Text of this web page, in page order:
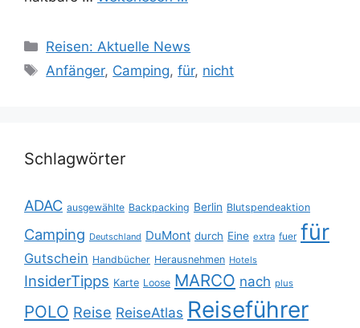
Kategorien
Reisen: Aktuelle News
Schlagwörter
Anfänger, Camping,für, nicht
Schlagwörter
ADAC ausgewählte Backpacking Berlin Blutspendeaktion
Camping Deutschland DuMont durch Eine extra fuer für
Gutschein Handbücher Herausnehmen Hotels
InsiderTipps Karte Loose MARCO nach plus
POLO Reise ReiseAtlas Reiseführer